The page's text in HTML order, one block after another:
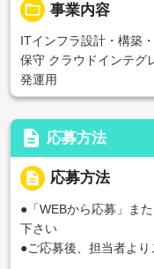
folder_open 事業内容
ITインフラ設計・構築
保守 クラウドインテグ
発運用
description 応募方法
description 応募方法
●「WEBから応募」ま
下さい
●ご応募後、担当者よ